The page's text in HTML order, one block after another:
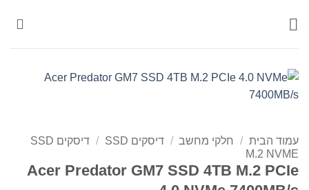
עמוד הבית / חלקי מחשב / דיסקים SSD /
דיסקים SSD
M.2 NVME
Acer Predator GM7 SSD 4TB M.2 PCIe